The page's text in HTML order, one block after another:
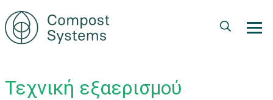
Παράκαμψη
προς
το
Τεχνική εξαερισμού